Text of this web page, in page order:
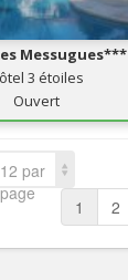
Messugues***
3 étoiles
Ouvert
12 par
page
1 2